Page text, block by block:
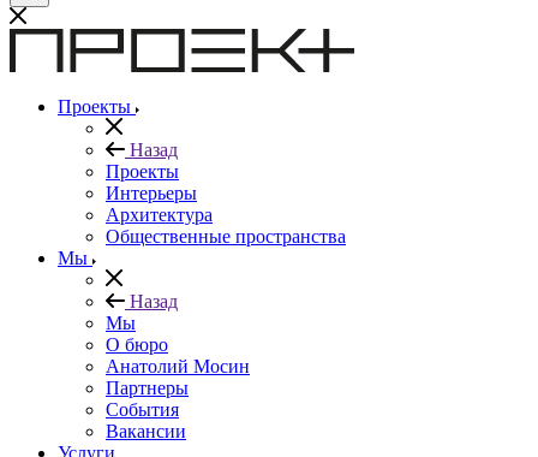
Проекты
Назад
Проекты
Интерьеры
Архитектура
Общественные пространства
Мы
Назад
Мы
О бюро
Анатолий Мосин
Партнеры
События
Вакансии
Услуги